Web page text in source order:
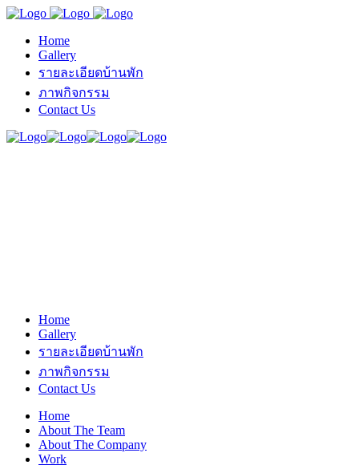
Home
Gallery
รายละเอียดบ้านพัก
ภาพกิจกรรม
Contact Us
Home
Gallery
รายละเอียดบ้านพัก
ภาพกิจกรรม
Contact Us
Home
About The Team
About The Company
Work